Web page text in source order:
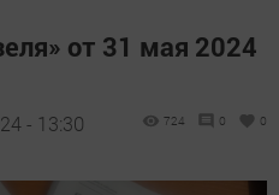
от 31 мая 2024
- 13:30 724 0 0